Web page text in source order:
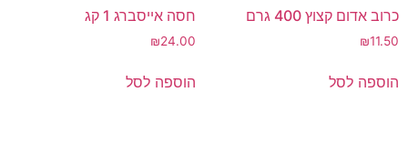
כרוב אדום קצוץ 400 גרם
₪11.50
הוספה לסל
חסה אייסברג 1 קג
₪24.00
הוספה לסל